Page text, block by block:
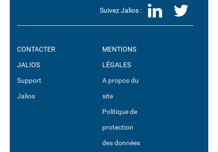
Suivez Jalios :
CONTACTER
JALIOS
Support
Jalios
MENTIONS
LÉGALES
A propos du
site
Politique de
protection
des données